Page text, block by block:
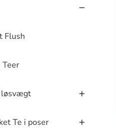
Flush
Teer
løsvægt
Te i poser